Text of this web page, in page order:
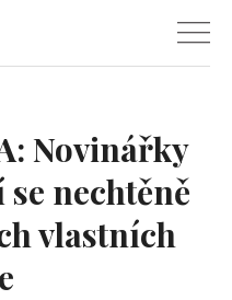
Novinářky
nechtěně
vlastních